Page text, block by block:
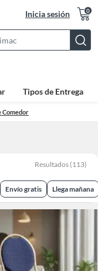
Inicia sesión 0
Bar
Tipos de Entrega
Comedor
Resultados (113)
Envío gratis Llega mañana